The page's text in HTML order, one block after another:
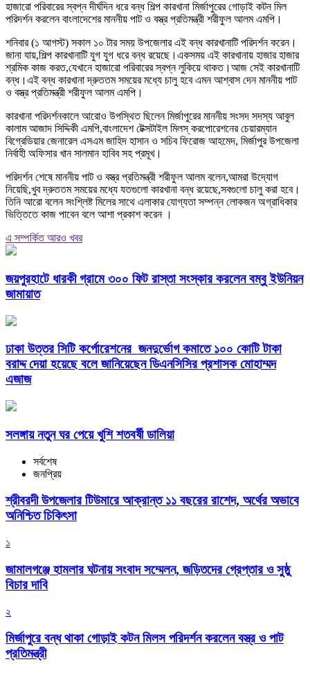
হাজারো পরিবারের স্বপ্ন দীর্ঘদিন ধরে বন্ধ শিল্প কারখানা মির্জাপুরের গোড়াই কটন মিল
পরিদর্শন করলেন বাংলাদেশের মাননীয় পাট ও বস্ত্র প্রতিমন্ত্রী শরীফুল আলম এমপি।
শনিবার (১ আগস্ট) সকাল ১০ টার সময় উপজেলার এই বন্ধ কারখানাটি পরিদর্শন করেন।
জানা যায়,শিল্প কারখানাটি যুগ যুগ ধরে বন্ধ রয়েছে।একসময় এই কারখানায় হাজার হাজার
শ্রমিক কাজ করত,যেখানে হাজারো পরিবারের স্বপ্ন লুকিয়ে থাকত।আজ সেই কারখানাটি
বন্ধ।এই বন্ধ কারখানা দ্রুততম সময়ের মধ্যে চালু হবে এমন আশ্বাস দেন মাননীয় পাট
ও বস্ত্র প্রতিমন্ত্রী শরীফুল আলম এমপি।
কারখানা পরিদর্শনকালে আরোও উপস্থিত ছিলেন মির্জাপুরের মাননীয় সংসদ সদস্য আবুল
কালাম আজাদ সিদ্দিকী এমপি,বাংলাদেশ টেক্সটাইল মিলস্ করপোরেশনের চেয়ারম্যান
বিগ্রেডিয়ার জেনারেল এসএম জাহিদ হাসান ও সচিব ফিরোজ আহমেদ, মির্জাপুর উপজেলা
নির্বাহী অফিসার খান সালমান হাবিব সহ প্রমূখ।
পরিদর্শন শেষে মাননীয় পাট ও বস্ত্র প্রতিমন্ত্রী শরীফুল আলম বলেন,আমরা উদ্যোগ
নিয়েছি,খুব দ্রুততম সময়ের মধ্যে যতগুলো কারখানা বন্ধ রয়েছে,সবগুলো চালু করা হবে।
তিনি আরো বলেন সংশ্লিষ্ট মিলের সাথে এলাকার যোগ্যতা সম্পন্ন লোকজন অগ্রাধিকার
ভিত্তিতে কাজ পাবেন বলে আশা প্রকাশ করেন ।
এ সম্পর্কিত আরও খবর
জয়পুরহাটে ধারকী গ্রামে ৩০০ ফিট রাস্তা সংস্কার করলেন বম্বু ইউনিয়ন
জামায়াত
ঢাকা উত্তর সিটি কর্পোরেশনের জনদুর্ভোগ কমাতে ১০০ কোটি টাকা
বরাদ্দ দেয়া হয়েছে বলে জানিয়েছেন ডিএনসিসির প্রশাসক মোহাম্মদ
এজাজ
সলঙ্গায় নতুন ঘর পেয়ে খুশি শতবর্ষী ডালিয়া
সর্বশেষ
জনপ্রিয়
শ্রীবরদী উপজেলার টিউমারে আক্রান্ত ১১ বছরের রাশেদ, অর্থের অভাবে
অনিশ্চিত চিকিৎসা
১
জামালগঞ্জে হামলার ঘটনায় সংবাদ সম্মেলন, জড়িতদের গ্রেপ্তার ও সুষ্ঠু
বিচার দাবি
২
মির্জাপুরে বন্ধ থাকা গোড়াই কটন মিলস পরিদর্শন করলেন বস্ত্র ও পাট
প্রতিমন্ত্রী